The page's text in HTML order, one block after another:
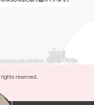
reserved.